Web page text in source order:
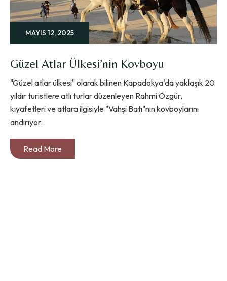
MAYIS 12, 2025
Güzel Atlar Ülkesi’nin Kovboyu
"Güzel atlar ülkesi" olarak bilinen Kapadokya'da yaklaşık 20
yıldır turistlere atlı turlar düzenleyen Rahmi Özgür,
kıyafetleri ve atlara ilgisiyle "Vahşi Batı"nın kovboylarını
andırıyor.
Read More